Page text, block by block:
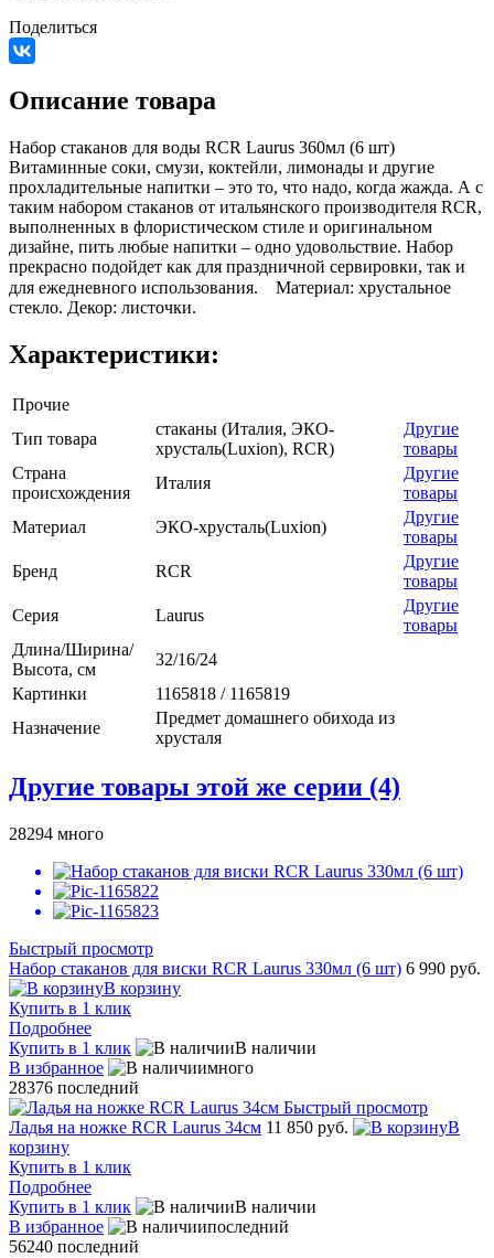
Поделиться
Описание товара
Набор стаканов для воды RCR Laurus 360мл (6 шт)
Витаминные соки, смузи, коктейли, лимонады и другие
прохладительные напитки – это то, что надо, когда жажда. А с
таким набором стаканов от итальянского производителя RCR,
выполненных в флористическом стиле и оригинальном
дизайне, пить любые напитки – одно удовольствие. Набор
прекрасно подойдет как для праздничной сервировки, так и
для ежедневного использования.⠀ Материал: хрустальное
стекло. Декор: листочки.
Характеристики:
Прочие
Тип товара
стаканы (Италия, ЭКО-
хрусталь(Luxion), RCR)
Другие
товары
Страна
происхождения
Италия
Другие
товары
Материал
ЭКО-хрусталь(Luxion)
Другие
товары
Бренд
RCR
Другие
товары
Серия
Laurus
Другие
товары
Длина/Ширина/
Высота, см
32/16/24
Картинки
1165818 / 1165819
Назначение
Предмет домашнего обихода из
хрусталя
Другие товары этой же серии (4)
28294 много
Быстрый просмотр
Набор стаканов для виски RCR Laurus 330мл (6 шт) 6 990 руб.
В корзину
Купить в 1 клик
Подробнее
Купить в 1 клик
В наличии
В избранное
много
28376 последний
Быстрый просмотр
Ладья на ножке RCR Laurus 34см 11 850 руб.
В
корзину
Купить в 1 клик
Подробнее
Купить в 1 клик
В наличии
В избранное
последний
56240 последний